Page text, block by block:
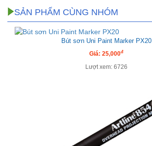
SẢN PHẨM CÙNG NHÓM
Bút sơn Uni Paint Marker PX20
Giá: 25,000đ
Lượt xem: 6726